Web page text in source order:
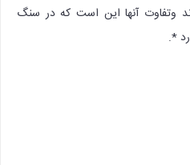
وتفاوت آنها این است که در سنگ
*.